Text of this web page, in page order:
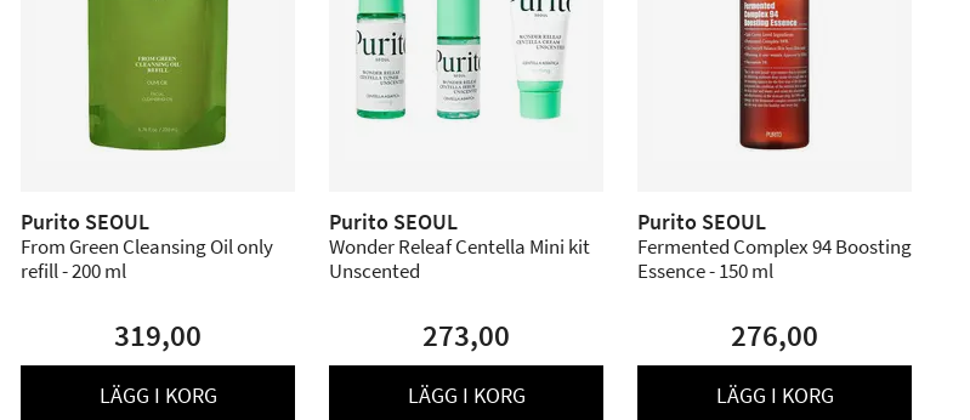
Purito SEOUL
From Green Cleansing Oil only
refill - 200 ml
319,00
LÄGG I KORG
Purito SEOUL
Wonder Releaf Centella Mini kit
Unscented
273,00
LÄGG I KORG
Purito SEOUL
Fermented Complex 94 Boosting
Essence - 150 ml
276,00
LÄGG I KORG